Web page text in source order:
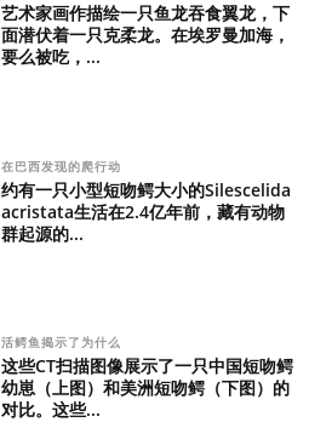
艺术家画作描绘一只鱼龙吞食翼龙，下
面潜伏着一只克柔龙。在埃罗曼加海，
要么被吃，...
在巴西发现的爬行动
约有一只小型短吻鳄大小的Silescelida
acristata生活在2.4亿年前，藏有动物
群起源的...
活鳄鱼揭示了为什么
这些CT扫描图像展示了一只中国短吻鳄
幼崽（上图）和美洲短吻鳄（下图）的
对比。这些...